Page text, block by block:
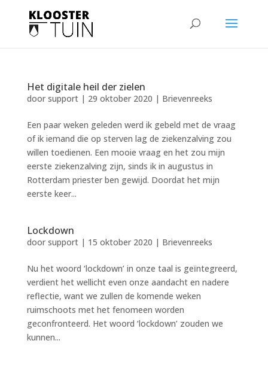
Het digitale heil der zielen
door support| 29 oktober 2020 | Brievenreeks
Een paar weken geleden werd ik gebeld met de vraag
of ik iemand die op sterven lag de ziekenzalving zou
willen toedienen. Een mooie vraag en het zou mijn
eerste ziekenzalving zijn, sinds ik in augustus in
Rotterdam priester ben gewijd. Doordat het mijn
eerste keer...
Lockdown
door support| 15 oktober 2020 | Brievenreeks
Nu het woord ‘lockdown’ in onze taal is geïntegreerd,
verdient het wellicht even onze aandacht en nadere
reflectie, want we zullen de komende weken
ruimschoots met het fenomeen worden
geconfronteerd. Het woord ‘lockdown’ zouden we
kunnen...